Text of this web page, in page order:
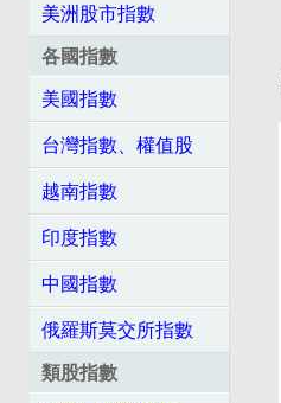
美洲股市指數
各國指數
美國指數
台灣指數、權值股
越南指數
印度指數
中國指數
俄羅斯莫交所指數
類股指數